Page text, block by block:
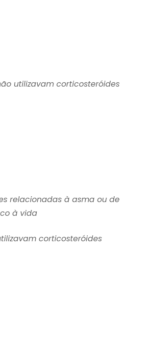
utilizavam corticosteróides
relacionadas à asma ou de
à vida
corticosteróides